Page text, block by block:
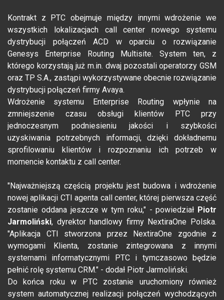
Kontrakt z PTC obejmuje między innymi wdrożenie we
wszystkich lokalizacjach call center nowego systemu
dystrybucji połączeń ACD w oparciu o rozwiązanie
Genesys Enterprise Routing Multisite. System ten, z
którego korzystają już m.in. dwaj pozostali operatorzy GSM
oraz TP S.A., zastąpi wykorzystywane obecnie rozwiązanie
dystrybucji połączeń firmy Avaya.
Wdrożenie systemu Enterprise Routing wpłynie na
zmniejszenie czasu obsługi klientów PTC przy
jednoczesnym podniesieniu jakości i szybkości
uzyskiwania potrzebnych informacji, dzięki dokładnemu
sprofilowaniu klientów i rozpoznaniu ich potrzeb w
momencie kontaktu z call center.
"Najważniejszą częścią projektu jest budowa i wdrożenie
nowej aplikacji CTI agenta call center, której pierwsza część
zostanie oddana jeszcze w tym roku," - powiedział Piotr
Jarmoliński, dyrektor handlowy firmy NextiraOne Polska.
"Aplikacja CTI stworzona przez NextiraOne zgodnie z
wymogami Klienta, zostanie zintegrowana z innymi
systemami informatycznymi PTC i tymczasowo będzie
pełnić rolę systemu CRM." - dodał Piotr Jarmoliński.
Do końca roku w PTC zostanie uruchomiony również
system automatycznej realizacji połączeń wychodzących